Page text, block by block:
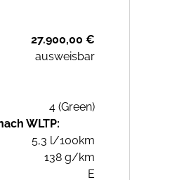
27.900,00 €
ausweisbar
4 (Green)
WLTP:
5,3 l/100km
138 g/km
E